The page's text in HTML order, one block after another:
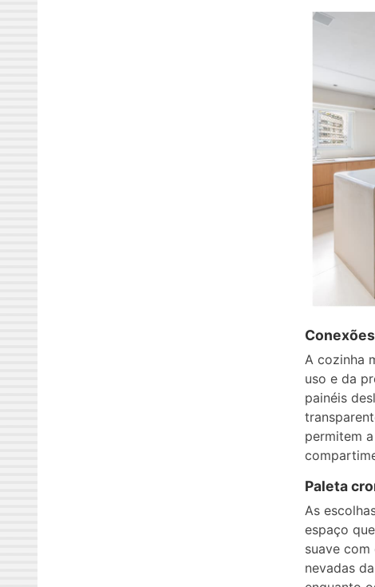
A cozinha
uso e da
painéis
permitem
Paleta
As
espaço
suave
nevadas